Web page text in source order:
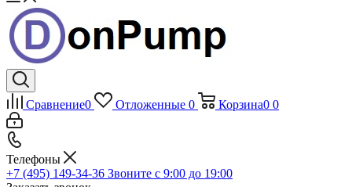
Сравнение0 Отложенные 0 Корзина0 0
Телефоны
+7 (495) 149-34-36 Звоните с 9:00 до 19:00